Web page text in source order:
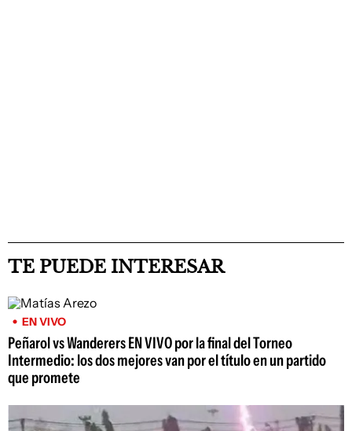
TE PUEDE INTERESAR
EN VIVO
Peñarol vs Wanderers EN VIVO por la final del Torneo
Intermedio: los dos mejores van por el título en un partido
que promete